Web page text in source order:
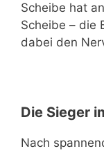
Scheibe hat
Scheibe – die
dabei den
Die Sieger
Nach